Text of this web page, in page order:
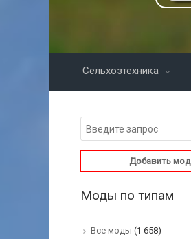
Сельхозтехника
Добавить мод
Моды по типам
Все моды (1 658)